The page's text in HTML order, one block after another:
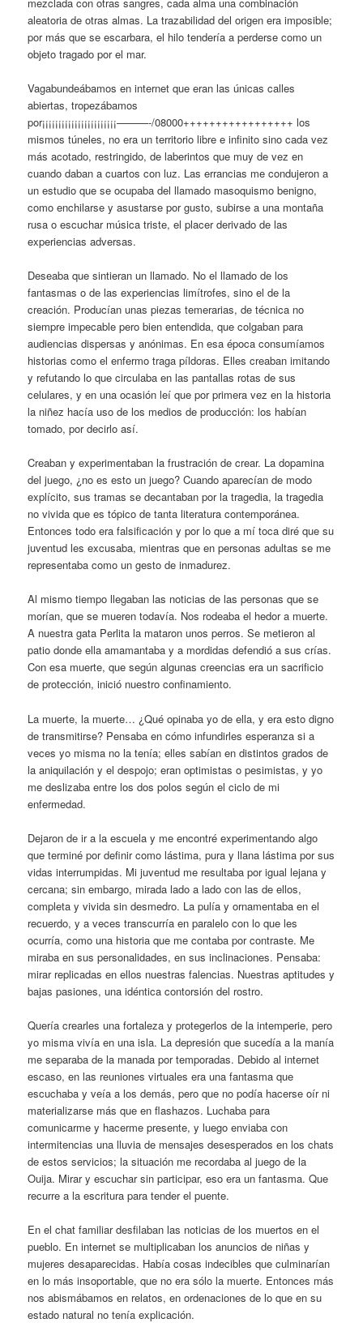
aleatoria de otras almas. La trazabilidad del origen era imposible;
por más que se escarbara, el hilo tendería a perderse como un
objeto tragado por el mar.
Vagabundeábamos en internet que eran las únicas calles
abiertas, tropezábamos
por¡¡¡¡¡¡¡¡¡¡¡¡¡¡¡¡¡¡¡¡¡¡¡———-/08000+++++++++++++++++ los
mismos túneles, no era un territorio libre e infinito sino cada vez
más acotado, restringido, de laberintos que muy de vez en
cuando daban a cuartos con luz. Las errancias me condujeron a
un estudio que se ocupaba del llamado masoquismo benigno,
como enchilarse y asustarse por gusto, subirse a una montaña
rusa o escuchar música triste, el placer derivado de las
experiencias adversas.
Deseaba que sintieran un llamado. No el llamado de los
fantasmas o de las experiencias limítrofes, sino el de la
creación. Producían unas piezas temerarias, de técnica no
siempre impecable pero bien entendida, que colgaban para
audiencias dispersas y anónimas. En esa época consumíamos
historias como el enfermo traga píldoras. Elles creaban imitando
y refutando lo que circulaba en las pantallas rotas de sus
celulares, y en una ocasión leí que por primera vez en la historia
la niñez hacía uso de los medios de producción: los habían
tomado, por decirlo así.
Creaban y experimentaban la frustración de crear. La dopamina
del juego, ¿no es esto un juego? Cuando aparecían de modo
explícito, sus tramas se decantaban por la tragedia, la tragedia
no vivida que es tópico de tanta literatura contemporánea.
Entonces todo era falsificación y por lo que a mí toca diré que su
juventud les excusaba, mientras que en personas adultas se me
representaba como un gesto de inmadurez.
Al mismo tiempo llegaban las noticias de las personas que se
morían, que se mueren todavía. Nos rodeaba el hedor a muerte.
A nuestra gata Perlita la mataron unos perros. Se metieron al
patio donde ella amamantaba y a mordidas defendió a sus crías.
Con esa muerte, que según algunas creencias era un sacrificio
de protección, inició nuestro confinamiento.
La muerte, la muerte… ¿Qué opinaba yo de ella, y era esto digno
de transmitirse? Pensaba en cómo infundirles esperanza si a
veces yo misma no la tenía; elles sabían en distintos grados de
la aniquilación y el despojo; eran optimistas o pesimistas, y yo
me deslizaba entre los dos polos según el ciclo de mi
enfermedad.
Dejaron de ir a la escuela y me encontré experimentando algo
que terminé por definir como lástima, pura y llana lástima por sus
vidas interrumpidas. Mi juventud me resultaba por igual lejana y
cercana; sin embargo, mirada lado a lado con las de ellos,
completa y vivida sin desmedro. La pulía y ornamentaba en el
recuerdo, y a veces transcurría en paralelo con lo que les
ocurría, como una historia que me contaba por contraste. Me
miraba en sus personalidades, en sus inclinaciones. Pensaba:
mirar replicadas en ellos nuestras falencias. Nuestras aptitudes y
bajas pasiones, una idéntica contorsión del rostro.
Quería crearles una fortaleza y protegerlos de la intemperie, pero
yo misma vivía en una isla. La depresión que sucedía a la manía
me separaba de la manada por temporadas. Debido al internet
escaso, en las reuniones virtuales era una fantasma que
escuchaba y veía a los demás, pero que no podía hacerse oír ni
materializarse más que en flashazos. Luchaba para
comunicarme y hacerme presente, y luego enviaba con
intermitencias una lluvia de mensajes desesperados en los chats
de estos servicios; la situación me recordaba al juego de la
Ouija. Mirar y escuchar sin participar, eso era un fantasma. Que
recurre a la escritura para tender el puente.
En el chat familiar desfilaban las noticias de los muertos en el
pueblo. En internet se multiplicaban los anuncios de niñas y
mujeres desaparecidas. Había cosas indecibles que culminarían
en lo más insoportable, que no era sólo la muerte. Entonces más
nos abismábamos en relatos, en ordenaciones de lo que en su
estado natural no tenía explicación.